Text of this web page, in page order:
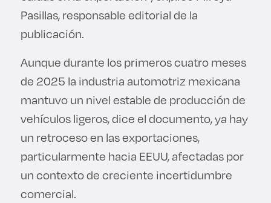
Pasillas, responsable editorial de la
publicación.
Aunque durante los primeros cuatro meses
de 2025 la industria automotriz mexicana
mantuvo un nivel estable de producción de
vehículos ligeros, dice el documento, ya hay
un retroceso en las exportaciones,
particularmente hacia EEUU, afectadas por
un contexto de creciente incertidumbre
comercial.